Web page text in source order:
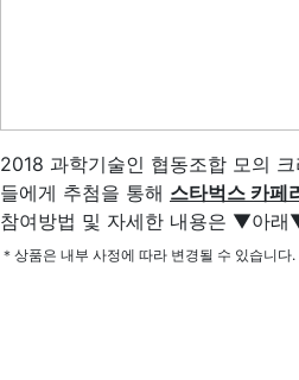
2018 과학기술인 협동조합 모의
들에게 추첨을 통해 스타벅스 카페
참여방법 및 자세한 내용은 ▼아래
＊상품은 내부 사정에 따라 변경될 수 있습니다.